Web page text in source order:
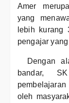
Amer
yang
lebih kurang
pengajar
Dengan
bandar,
oleh